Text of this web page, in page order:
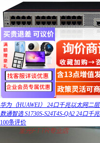
华为（HUAWEI） 24口千兆以太网二
数通智选 S1730S-S24T4S-QA2 24口千
100条评价